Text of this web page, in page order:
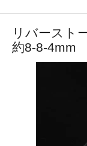
リバースト
約8-8-4mm